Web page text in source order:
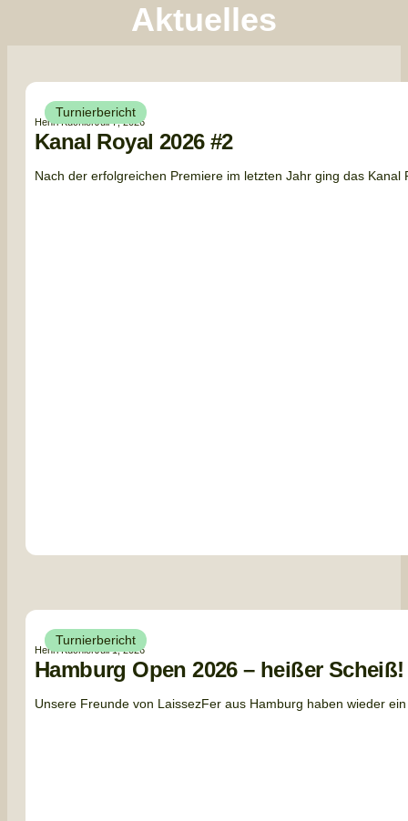
Aktuelles
Turnierbericht
Henri KüchlerJuli 7, 2026
Kanal Royal 2026 #2
Nach der erfolgreichen Premiere im letzten Jahr ging das
Turnierbericht
Henri KüchlerJuli 1, 2026
Hamburg Open 2026 – heißer Scheiß!
Unsere Freunde von LaissezFer aus Hamburg haben wieder